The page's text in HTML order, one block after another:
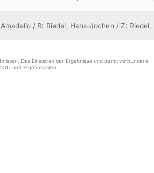
/ B: Riedel, Hans-Jochen / Z: Riedel,
Das Einstellen der Ergebnisse und damit verbundene
und Ergebnislisten.